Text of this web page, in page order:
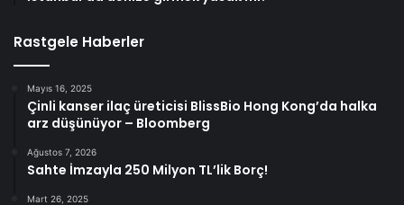
Rastgele Haberler
Mayıs 16, 2025
Çinli kanser ilaç üreticisi BlissBio Hong Kong’da halka
arz düşünüyor – Bloomberg
Ağustos 7, 2026
Sahte İmzayla 250 Milyon TL’lik Borç!
Mart 26, 2025